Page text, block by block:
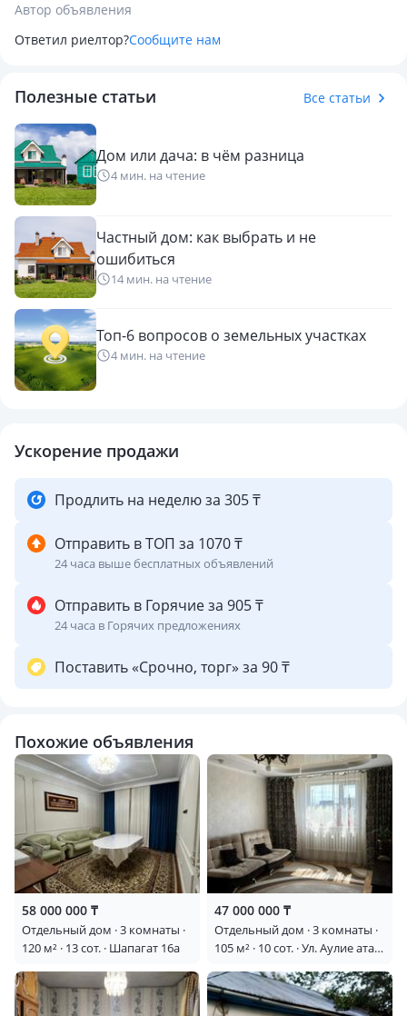
Автор объявления
Ответил риелтор?Сообщите нам
Полезные статьи Все статьи
Дом или дача: в чём разница
4 мин. на чтение
Частный дом: как выбрать и не
ошибиться
14 мин. на чтение
Топ-6 вопросов о земельных участках
4 мин. на чтение
Ускорение продажи
Продлить на неделю за 305 ₸
Отправить в ТОП за 1070 ₸
24 часа выше бесплатных объявлений
Отправить в Горячие за 905 ₸
24 часа в Горячих предложениях
Поставить «Срочно, торг» за 90 ₸
Похожие объявления
58 000 000 ₸
Отдельный дом · 3 комнаты ·
120 м² · 13 сот. · Шапагат 16а
47 000 000 ₸
Отдельный дом · 3 комнаты ·
105 м² · 10 сот. · Ул. Аулие ата